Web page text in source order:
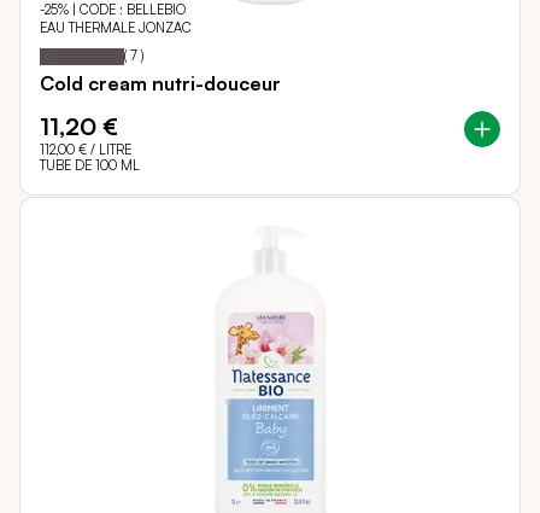
-25% | CODE : BELLEBIO
EAU THERMALE JONZAC
Notation: 100
% of
( 7 )
Cold cream nutri-douceur
11,20 €
112,00 € / LITRE
TUBE DE 100 ML